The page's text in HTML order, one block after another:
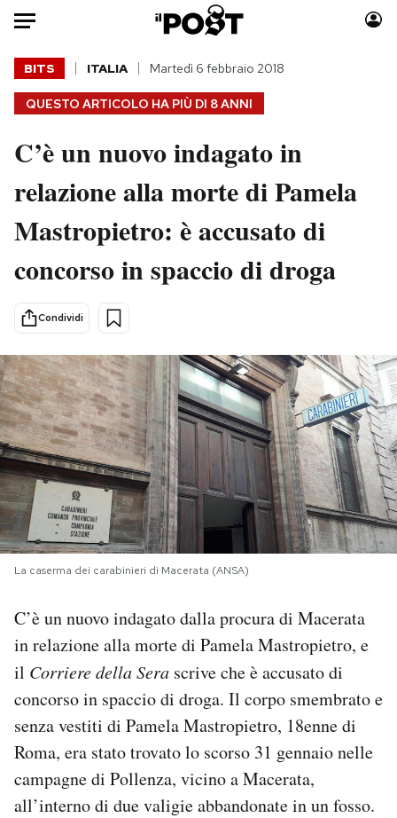
Auto
HOME
Italia
Politica
Tecnologia
Internet
Scienza
Cultura
Economia
Sport
Moda
Consumismi
Storie/Idee
Media
Mondiali calcio 2026
PODCAST
NEWSLETTER
I MIEI PREFERITI
CALENDARIO
AREA PERSONALE
Area Personale
Newsletter
Notifiche mobile
QUESTO ARTICOLO HA PIÙ DI 8 ANNI
BITS ITALIA Martedì 6 febbraio 2018
C’è un nuovo indagato in
relazione alla morte di Pamela
Mastropietro: è accusato di
concorso in spaccio di droga
Condividi
La caserma dei carabinieri di Macerata (ANSA)
C’è un nuovo indagato dalla procura di Macerata
in relazione alla morte di Pamela Mastropietro, e
il Corriere della Sera scrive che è accusato di
concorso in spaccio di droga. Il corpo smembrato e
senza vestiti di Pamela Mastropietro, 18enne di
Roma, era stato trovato lo scorso 31 gennaio nelle
campagne di Pollenza, vicino a Macerata,
all’interno di due valigie abbandonate in un fosso.